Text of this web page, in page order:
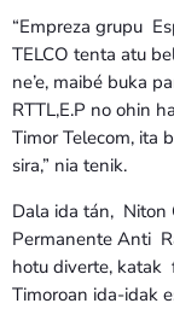
“Empreza grupu
TELCO tenta atu
ne’e, maibé buka
RTTL,E.P no ohin
Timor Telecom, ita
sira,” nia tenik.
Dala ida tán, Niton
Permanente Anti
hotu diverte, katak
Timoroan ida-idak